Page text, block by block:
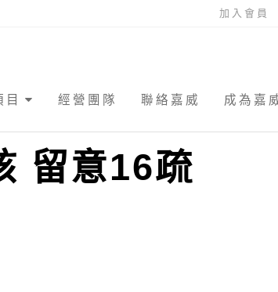
加入會員
目 經營團隊 聯絡嘉威 成為嘉
留意16疏